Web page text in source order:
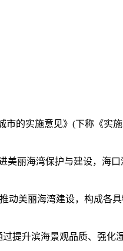
的实施意见》(下称《实
丽海湾保护与建设，海口
美丽海湾建设，构成各
提升滨海景观品质、强化